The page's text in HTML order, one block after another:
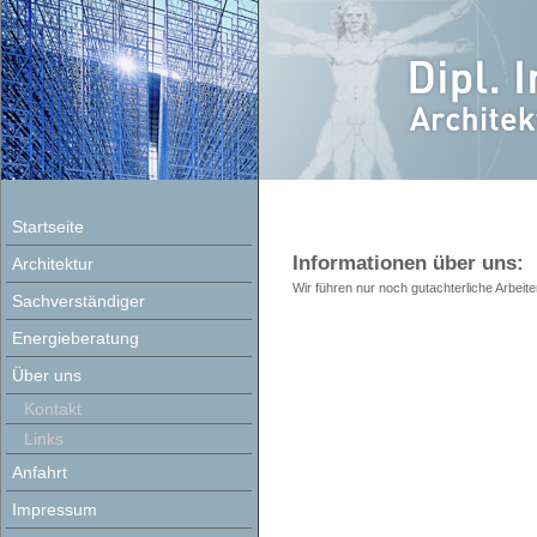
Startseite
Architektur
Sachverständiger
Energieberatung
Über uns
Kontakt
Links
Anfahrt
Impressum
Informationen über uns:
Wir führen nur noch gutachterliche